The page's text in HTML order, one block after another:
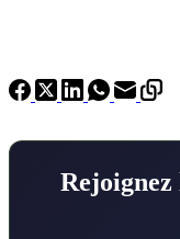
Rejoignez